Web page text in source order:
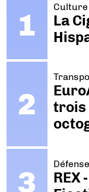
La
trois
Défense
REX